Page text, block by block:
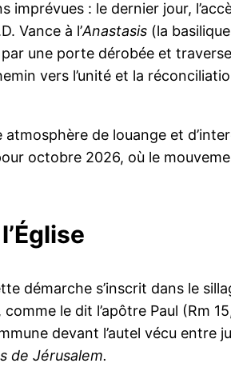
imprévues : le dernier jour,
Vance à l’Anastasis (la
une porte dérobée et
vers l’unité et la
atmosphère de louange et
octobre 2026, où le
démarche s’inscrit dans le
le dit l’apôtre Paul (Rm
devant l’autel vécu entre
de Jérusalem.